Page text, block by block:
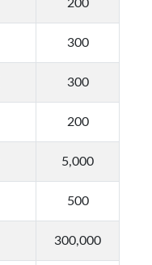
200
300
300
200
5,000
500
300,000